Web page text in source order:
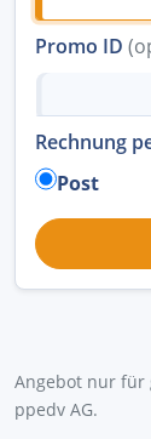
Promo ID
Rechnung
Post
Angebot nur für
ppedv AG.